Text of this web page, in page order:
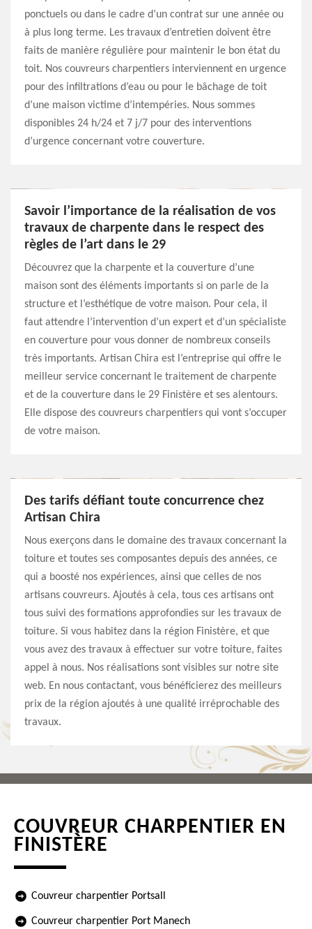
ponctuels ou dans le cadre d’un contrat sur une année ou
à plus long terme. Les travaux d’entretien doivent être
faits de manière régulière pour maintenir le bon état du
toit. Nos couvreurs charpentiers interviennent en urgence
pour des infiltrations d’eau ou pour le bâchage de toit
d’une maison victime d’intempéries. Nous sommes
disponibles 24 h/24 et 7 j/7 pour des interventions
d’urgence concernant votre couverture.
Savoir l’importance de la réalisation de vos
travaux de charpente dans le respect des
règles de l’art dans le 29
Découvrez que la charpente et la couverture d’une
maison sont des éléments importants si on parle de la
structure et l’esthétique de votre maison. Pour cela, il
faut attendre l’intervention d’un expert et d’un spécialiste
en couverture pour vous donner de nombreux conseils
très importants. Artisan Chira est l’entreprise qui offre le
meilleur service concernant le traitement de charpente
et de la couverture dans le 29 Finistère et ses alentours.
Elle dispose des couvreurs charpentiers qui vont s’occuper
de votre maison.
Des tarifs défiant toute concurrence chez
Artisan Chira
Nous exerçons dans le domaine des travaux concernant la
toiture et toutes ses composantes depuis des années, ce
qui a boosté nos expériences, ainsi que celles de nos
artisans couvreurs. Ajoutés à cela, tous ces artisans ont
tous suivi des formations approfondies sur les travaux de
toiture. Si vous habitez dans la région Finistère, et que
vous avez des travaux à effectuer sur votre toiture, faites
appel à nous. Nos réalisations sont visibles sur notre site
web. En nous contactant, vous bénéficierez des meilleurs
prix de la région ajoutés à une qualité irréprochable des
travaux.
COUVREUR CHARPENTIER EN
FINISTÈRE
Couvreur charpentier Portsall
Couvreur charpentier Port Manech